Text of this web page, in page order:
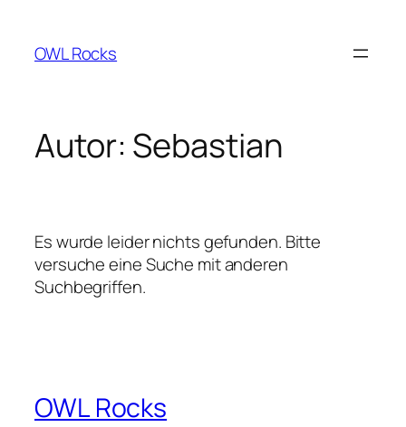
springen
OWL Rocks
Autor: Sebastian
Es wurde leider nichts gefunden. Bitte
versuche eine Suche mit anderen
Suchbegriffen.
OWL Rocks